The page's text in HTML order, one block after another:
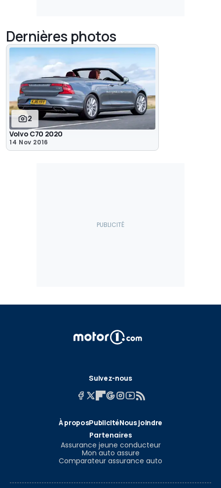
Dernières photos
2
Volvo C70 2020
14 Nov 2016
Suivez-nous
À proposPublicitéNous joindre
Partenaires
Assurance jeune conducteur
Mon auto assure
Comparateur assurance auto